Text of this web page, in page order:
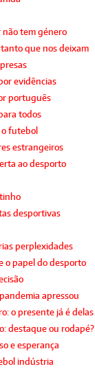
não tem género
que nos deixam
evidências
português
todos
o futebol
estrangeiros
ao desporto
desportivas
perplexidades
o papel do desporto
apressou
o presente já é delas
destaque ou rodapé?
e esperança
indústria